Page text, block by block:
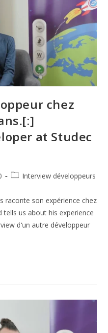
chez
at Studec
Interview développeurs
raconte son expérience chez
tells us about his experience
d'un autre développeur